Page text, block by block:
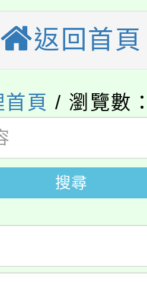
師甄選結果(
文化大學推廣
》溝通分析基
商輔導、社會
名參加。
縣政府辦理
園短影音徵選
章及活動海報
加。
學年度學生
補助參觀特色
施計畫」
人才培育課程
115學年度第
師甄選結果(
融保險知識
學年度學生
及新住民語歌
115學年度第
115學年度第
返回首頁
頁 / 瀏覽數
搜尋